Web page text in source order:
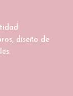
diseño de